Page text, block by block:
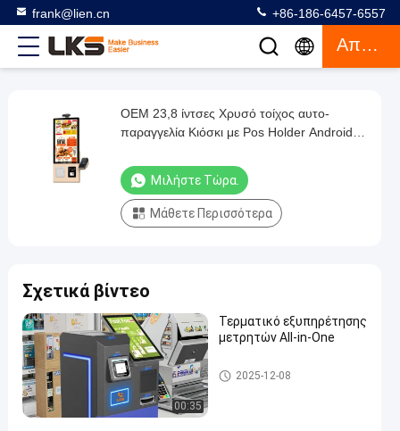
frank@lien.cn +86-186-6457-6557
Απόσπασμα
OEM
23,8
ίντσες
Κιόσκι
με
Pos
Holder
Android
/
OEM 23,8 ίντσες Χρυσό τοίχος αυτο-
παραγγελία Κιόσκι με Pos Holder Android /
Μιλήστε Τώρα.
Μάθετε Περισσότερα
Σχετικά βίντεο
00:35
Τερματικό εξυπηρέτησης
μετρητών All-in-One
Περίπτερο πληρωμής
2025-12-08